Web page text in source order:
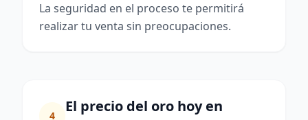
La seguridad en el proceso te permitirá
realizar tu venta sin preocupaciones.
4
El precio del oro hoy en